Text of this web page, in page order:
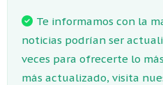
Te informamos con la
noticias podrían ser
veces para ofrecerte lo
más actualizado, visita